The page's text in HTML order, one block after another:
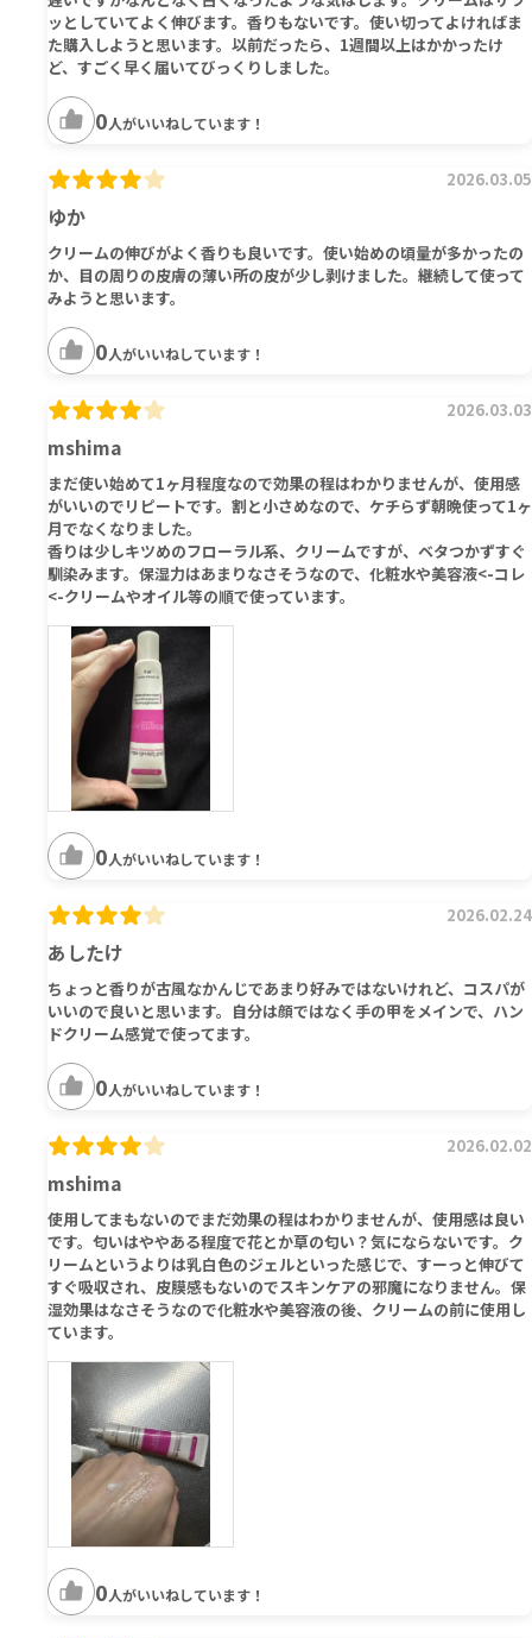
ッとしていてよく伸びます。香りもないです。使い切ってよければま
た購入しようと思います。以前だったら、1週間以上はかかったけ
ど、すごく早く届いてびっくりしました。
0人がいいねしています！
ゆか
2026.03.05
クリームの伸びがよく香りも良いです。使い始めの頃量が多かったの
か、目の周りの皮膚の薄い所の皮が少し剥けました。継続して使って
みようと思います。
0人がいいねしています！
mshima
2026.03.03
まだ使い始めて1ヶ月程度なので効果の程はわかりませんが、使用感
がいいのでリピートです。割と小さめなので、ケチらず朝晩使って1ヶ
月でなくなりました。
香りは少しキツめのフローラル系、クリームですが、ベタつかずすぐ
馴染みます。保湿力はあまりなさそうなので、化粧水や美容液<-コレ
<-クリームやオイル等の順で使っています。
0人がいいねしています！
あしたけ
2026.02.24
ちょっと香りが古風なかんじであまり好みではないけれど、コスパが
いいので良いと思います。自分は顔ではなく手の甲をメインで、ハン
ドクリーム感覚で使ってます。
0人がいいねしています！
mshima
2026.02.02
使用してまもないのでまだ効果の程はわかりませんが、使用感は良い
です。匂いはややある程度で花とか草の匂い？気にならないです。ク
リームというよりは乳白色のジェルといった感じで、すーっと伸びて
すぐ吸収され、皮膜感もないのでスキンケアの邪魔になりません。保
湿効果はなさそうなので化粧水や美容液の後、クリームの前に使用し
ています。
0人がいいねしています！